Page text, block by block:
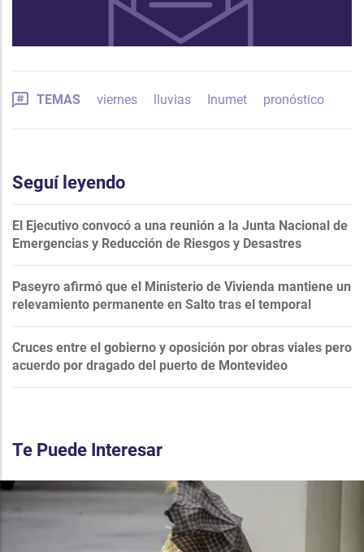
TEMAS viernes lluvias Inumet pronóstico
Seguí leyendo
El Ejecutivo convocó a una reunión a la Junta Nacional de
Emergencias y Reducción de Riesgos y Desastres
Paseyro afirmó que el Ministerio de Vivienda mantiene un
relevamiento permanente en Salto tras el temporal
Cruces entre el gobierno y oposición por obras viales pero
acuerdo por dragado del puerto de Montevideo
Te Puede Interesar